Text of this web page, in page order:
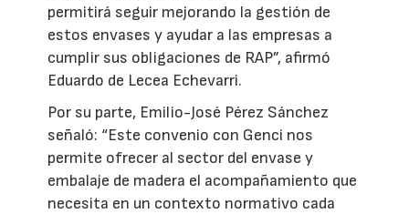
permitirá seguir mejorando la gestión de
estos envases y ayudar a las empresas a
cumplir sus obligaciones de RAP”, afirmó
Eduardo de Lecea Echevarri.
Por su parte, Emilio-José Pérez Sánchez
señaló: “Este convenio con Genci nos
permite ofrecer al sector del envase y
embalaje de madera el acompañamiento que
necesita en un contexto normativo cada